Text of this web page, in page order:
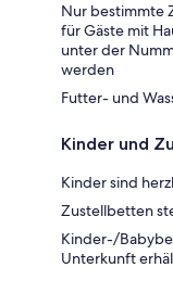
Nur bestimmte
für Gäste mit
unter der
werden
Futter- und
Kinder und
Kinder sind
Zustellbetten
Kinder-/
Unterkunft